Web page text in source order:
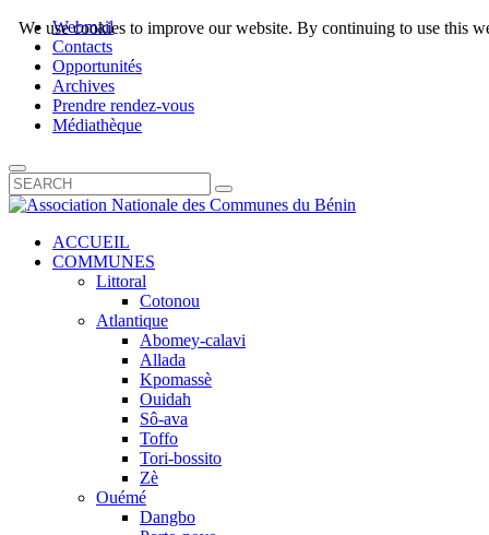
Webmail
Contacts
Opportunités
Archives
Prendre rendez-vous
Médiathèque
ACCUEIL
COMMUNES
Littoral
Cotonou
Atlantique
Abomey-calavi
Allada
Kpomassè
Ouidah
Sô-ava
Toffo
Tori-bossito
Zè
Ouémé
Dangbo
We use cookies to improve our website. By continuing to use this